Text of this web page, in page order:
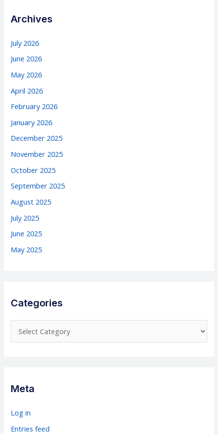
Archives
July 2026
June 2026
May 2026
April 2026
February 2026
January 2026
December 2025
November 2025
October 2025
September 2025
August 2025
July 2025
June 2025
May 2025
Categories
a
g
r
i
Meta
Log in
Entries feed